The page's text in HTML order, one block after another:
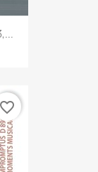
favorite_border